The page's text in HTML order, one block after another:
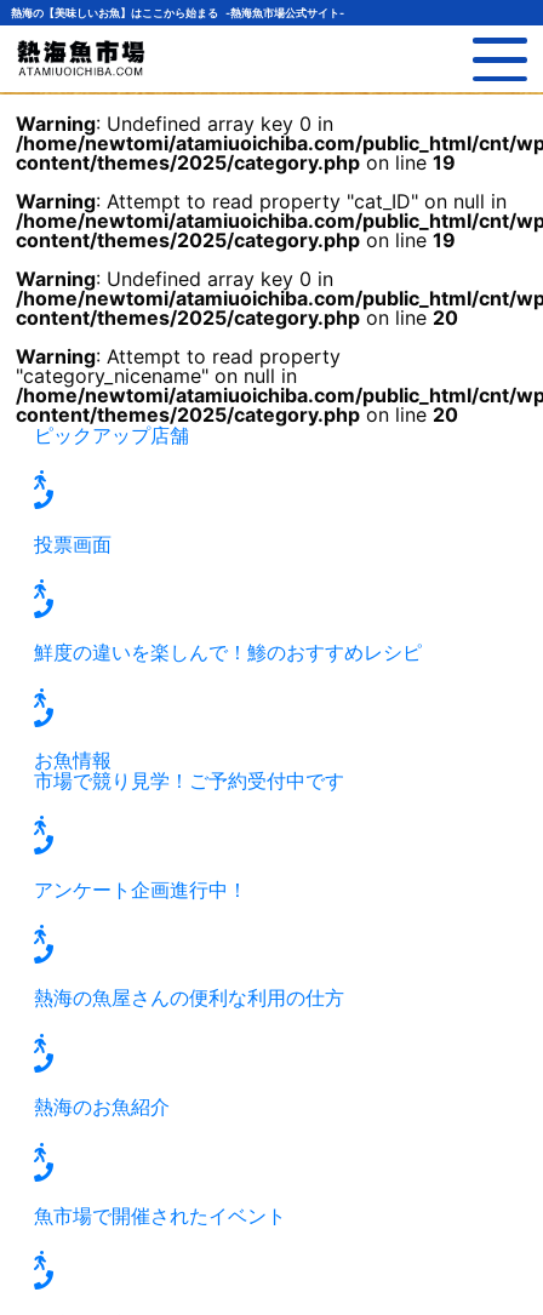
熱海の【美味しいお魚】はここから始まる -熱海魚市場公式サイト-
Warning: Undefined array key 0 in
/home/newtomi/atamiuoichiba.com/public_html/cnt/
content/themes/2025/category.phpon line 19
Warning: Attempt to read property "cat_ID" on null in
/home/newtomi/atamiuoichiba.com/public_html/cnt/
content/themes/2025/category.phpon line 19
Warning: Undefined array key 0 in
/home/newtomi/atamiuoichiba.com/public_html/cnt/
content/themes/2025/category.phpon line 20
Warning: Attempt to read property
"category_nicename" on null in
/home/newtomi/atamiuoichiba.com/public_html/cnt/
content/themes/2025/category.phpon line 20
ピックアップ店舗
投票画面
鮮度の違いを楽しんで！鯵のおすすめレシピ
お魚情報
市場で競り見学！ご予約受付中です
アンケート企画進行中！
熱海の魚屋さんの便利な利用の仕方
熱海のお魚紹介
魚市場で開催されたイベント